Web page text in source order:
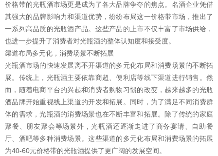
价格带的光瓶酒市场更是成为了各大品牌争夺的焦点。名酒企业凭借
其强大的品牌影响力和渠道优势，纷纷布局这一价格带市场，推出了
一系列高品质的光瓶酒产品。这些产品的上市不仅丰富了市场供给，
也进一步提升了消费者对光瓶酒的整体认知度和接受度。
渠道布局多元化，消费场景不断拓展
光瓶酒市场的快速发展离不开渠道的多元化布局和消费场景的不断拓
展。传统上，光瓶酒主要依靠商超、便利店等线下渠道进行销售。然
而，随着电商平台的兴起和消费者购物习惯的改变，越来越多的光瓶
酒品牌开始重视线上渠道的开发和拓展。同时，为了满足不同消费群
体的需求，光瓶酒的消费场景也在不断丰富和拓展。除了传统的家庭
聚餐、朋友聚会等场景外，光瓶酒还逐渐走进了商务宴请、自助餐
厅、酒吧等多种消费场景。这些渠道的多元化布局和消费场景的拓展
为40-60元价格带的光瓶酒提供了更广阔的发展空间。